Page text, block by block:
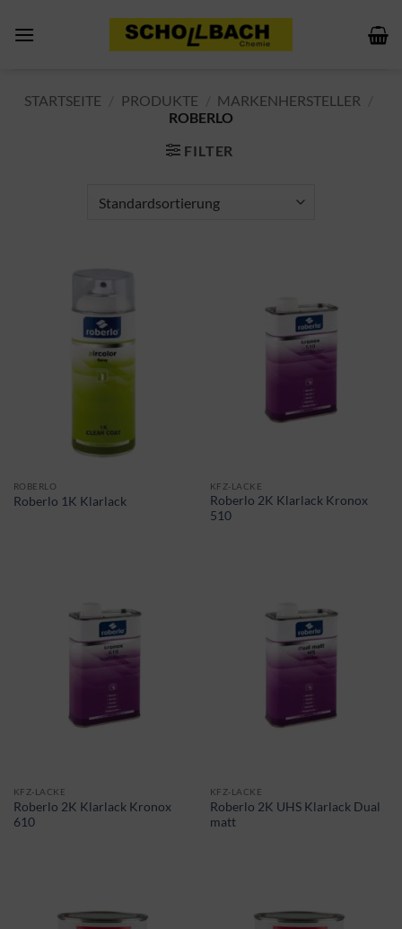
Inhalt
STARTSEITE PRODUKTE MARKENHERSTELLER
ROBERLO
FILTER
ROBERLO
Roberlo 1K Klarlack
KFZ-LACKE
Roberlo 2K Klarlack Kronox
510
KFZ-LACKE
Roberlo 2K Klarlack Kronox
610
KFZ-LACKE
Roberlo 2K UHS Klarlack Dual
matt